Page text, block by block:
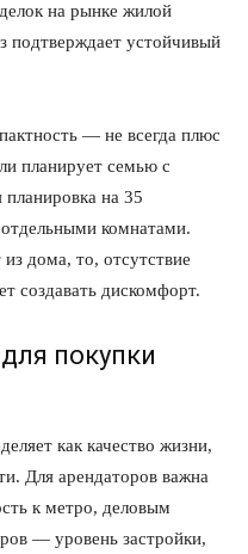
на рынке жилой
подтверждает устойчивый
— не всегда плюс
планирует семью с
на 35
комнатами.
дома, то, отсутствие
создавать дискомфорт.
покупки
как качество жизни,
Для арендаторов важна
к метро, деловым
— уровень застройки,